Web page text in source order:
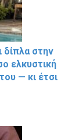
δίπλα στην
ελκυστική
— κι έτσι